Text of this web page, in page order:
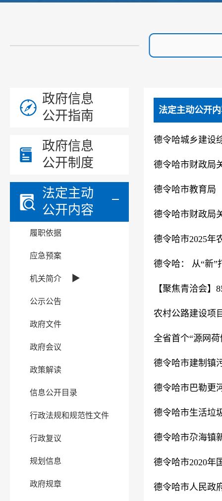
政府信息
公开指南
政府信息
公开制度
法定主动
公开内容
履职依据
应急预案
机关简介 ▶
公示公告
政府文件
政府会议
政策解读
信息公开目录
行政法规和规范性文件
行政复议
规划信息
政府规章
法定主动公开
德令哈城乡建设
德令哈市财政局
德令哈市教育局
德令哈市财政局
德令哈市2025年
德令哈： 从“新”
【聚焦青洽会
农村公路建设项
全省首个“源网
德令哈市建制镇
德令哈市巴勒更
德令哈市生活垃
德令哈市尕海镇
德令哈市2020年
德令哈市人民政